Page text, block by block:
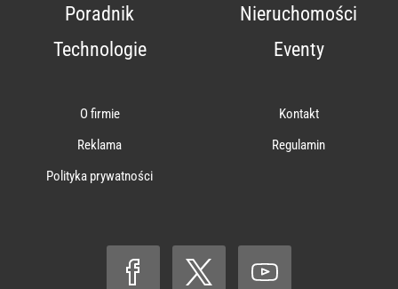
Poradnik
Nieruchomości
Technologie
Eventy
O firmie
Kontakt
Reklama
Regulamin
Polityka prywatności